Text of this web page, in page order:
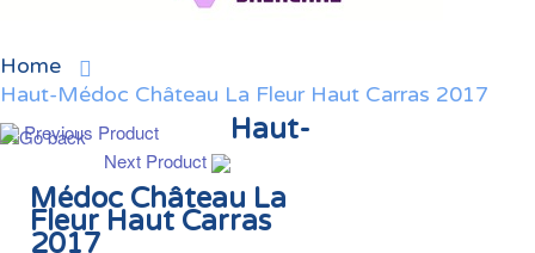
Home
Haut-Médoc Château La Fleur Haut Carras 2017
Previous Product
Next Product
Haut-
Médoc Château La
Fleur Haut Carras
2017